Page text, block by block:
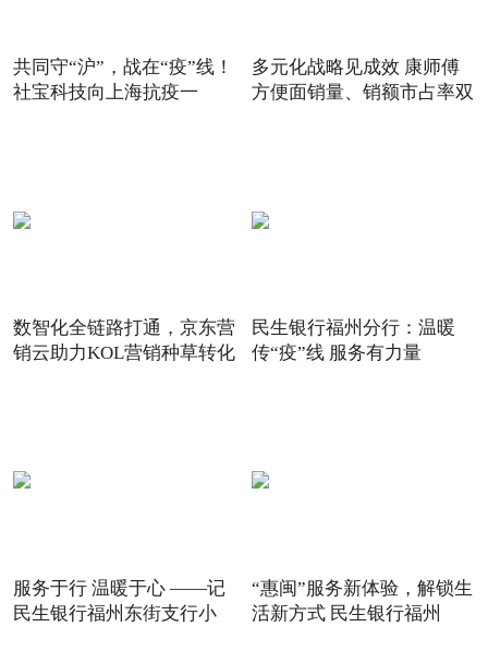
共同守“沪”，战在“疫”线！
社宝科技向上海抗疫一
多元化战略见成效 康师傅
方便面销量、销额市占率双
数智化全链路打通，京东营
销云助力KOL营销种草转化
民生银行福州分行：温暖
传“疫”线 服务有力量
服务于行 温暖于心 ——记
民生银行福州东街支行小
“惠闽”服务新体验，解锁生
活新方式 民生银行福州